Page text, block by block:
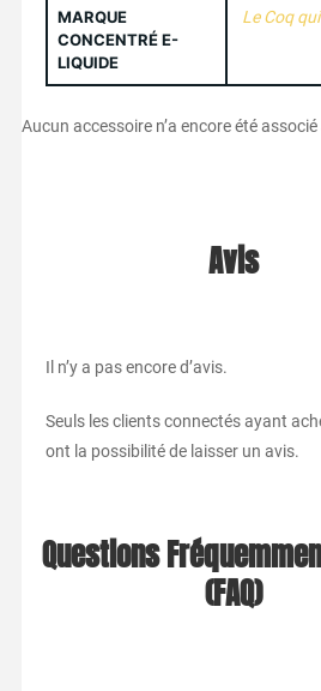
MARQUE
CONCENTRÉ E-
LIQUIDE
Le Coq
Aucun accessoire n’a encore été
Avis
Il n’y a pas encore d’avis.
Seuls les clients connectés ayant
ont la possibilité de laisser un avis.
Questions
(FAQ)